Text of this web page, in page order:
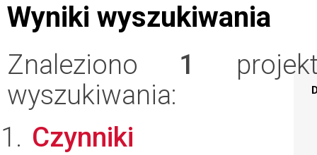
Wyniki wyszukiwania
Znaleziono 1
wyszukiwania:
Czynniki